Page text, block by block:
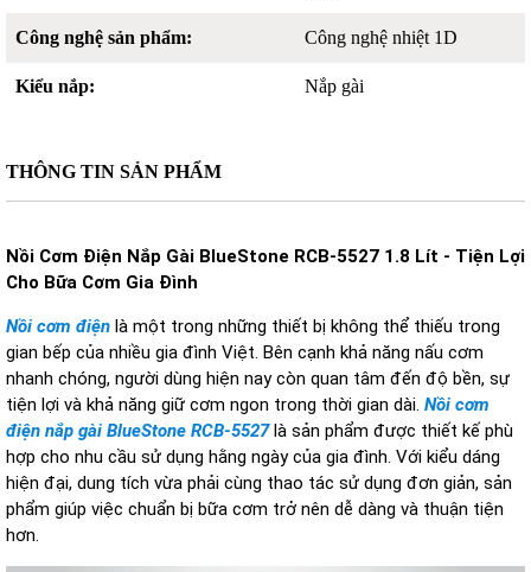
THÔNG TIN SẢN PHẨM
Nồi Cơm Điện Nắp Gài BlueStone RCB-5527 1.8 Lít - Tiện Lợi
Cho Bữa Cơm Gia Đình
Nồi cơm điện là một trong những thiết bị không thể thiếu trong
gian bếp của nhiều gia đình Việt. Bên cạnh khả năng nấu cơm
nhanh chóng, người dùng hiện nay còn quan tâm đến độ bền, sự
tiện lợi và khả năng giữ cơm ngon trong thời gian dài. Nồi cơm
điện nắp gài BlueStone RCB-5527là sản phẩm được thiết kế phù
hợp cho nhu cầu sử dụng hằng ngày của gia đình. Với kiểu dáng
hiện đại, dung tích vừa phải cùng thao tác sử dụng đơn giản, sản
phẩm giúp việc chuẩn bị bữa cơm trở nên dễ dàng và thuận tiện
hơn.
Công nghệ sản phẩm: Công nghệ nhiệt 1D
Kiểu nắp: Nắp gài